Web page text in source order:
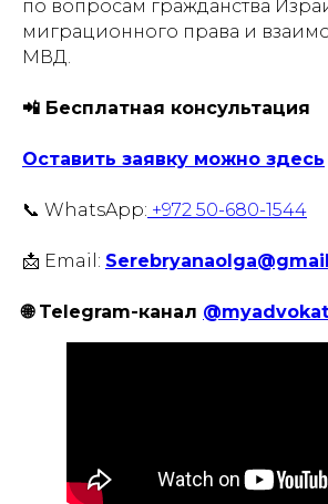
по вопросам гражданства
миграционного права и
МВД.
📲 Бесплатная консультация
Оставить заявку можно здесь
📞 WhatsApp: +972 50-680-1544
📩 Email:
🌐 Telegram-канал